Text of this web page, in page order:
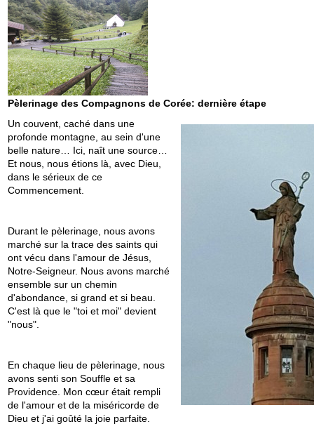
Pèlerinage des Compagnons de Corée: dernière étape
Un couvent, caché dans une
profonde montagne, au sein d'une
belle nature… Ici, naît une source…
Et nous, nous étions là, avec Dieu,
dans le sérieux de ce
Commencement.
Durant le pèlerinage, nous avons
marché sur la trace des saints qui
ont vécu dans l'amour de Jésus,
Notre-Seigneur. Nous avons marché
ensemble sur un chemin
d'abondance, si grand et si beau.
C'est là que le "toi et moi" devient
"nous".
En chaque lieu de pèlerinage, nous
avons senti son Souffle et sa
Providence. Mon cœur était rempli
de l'amour et de la miséricorde de
Dieu et j'ai goûté la joie parfaite.